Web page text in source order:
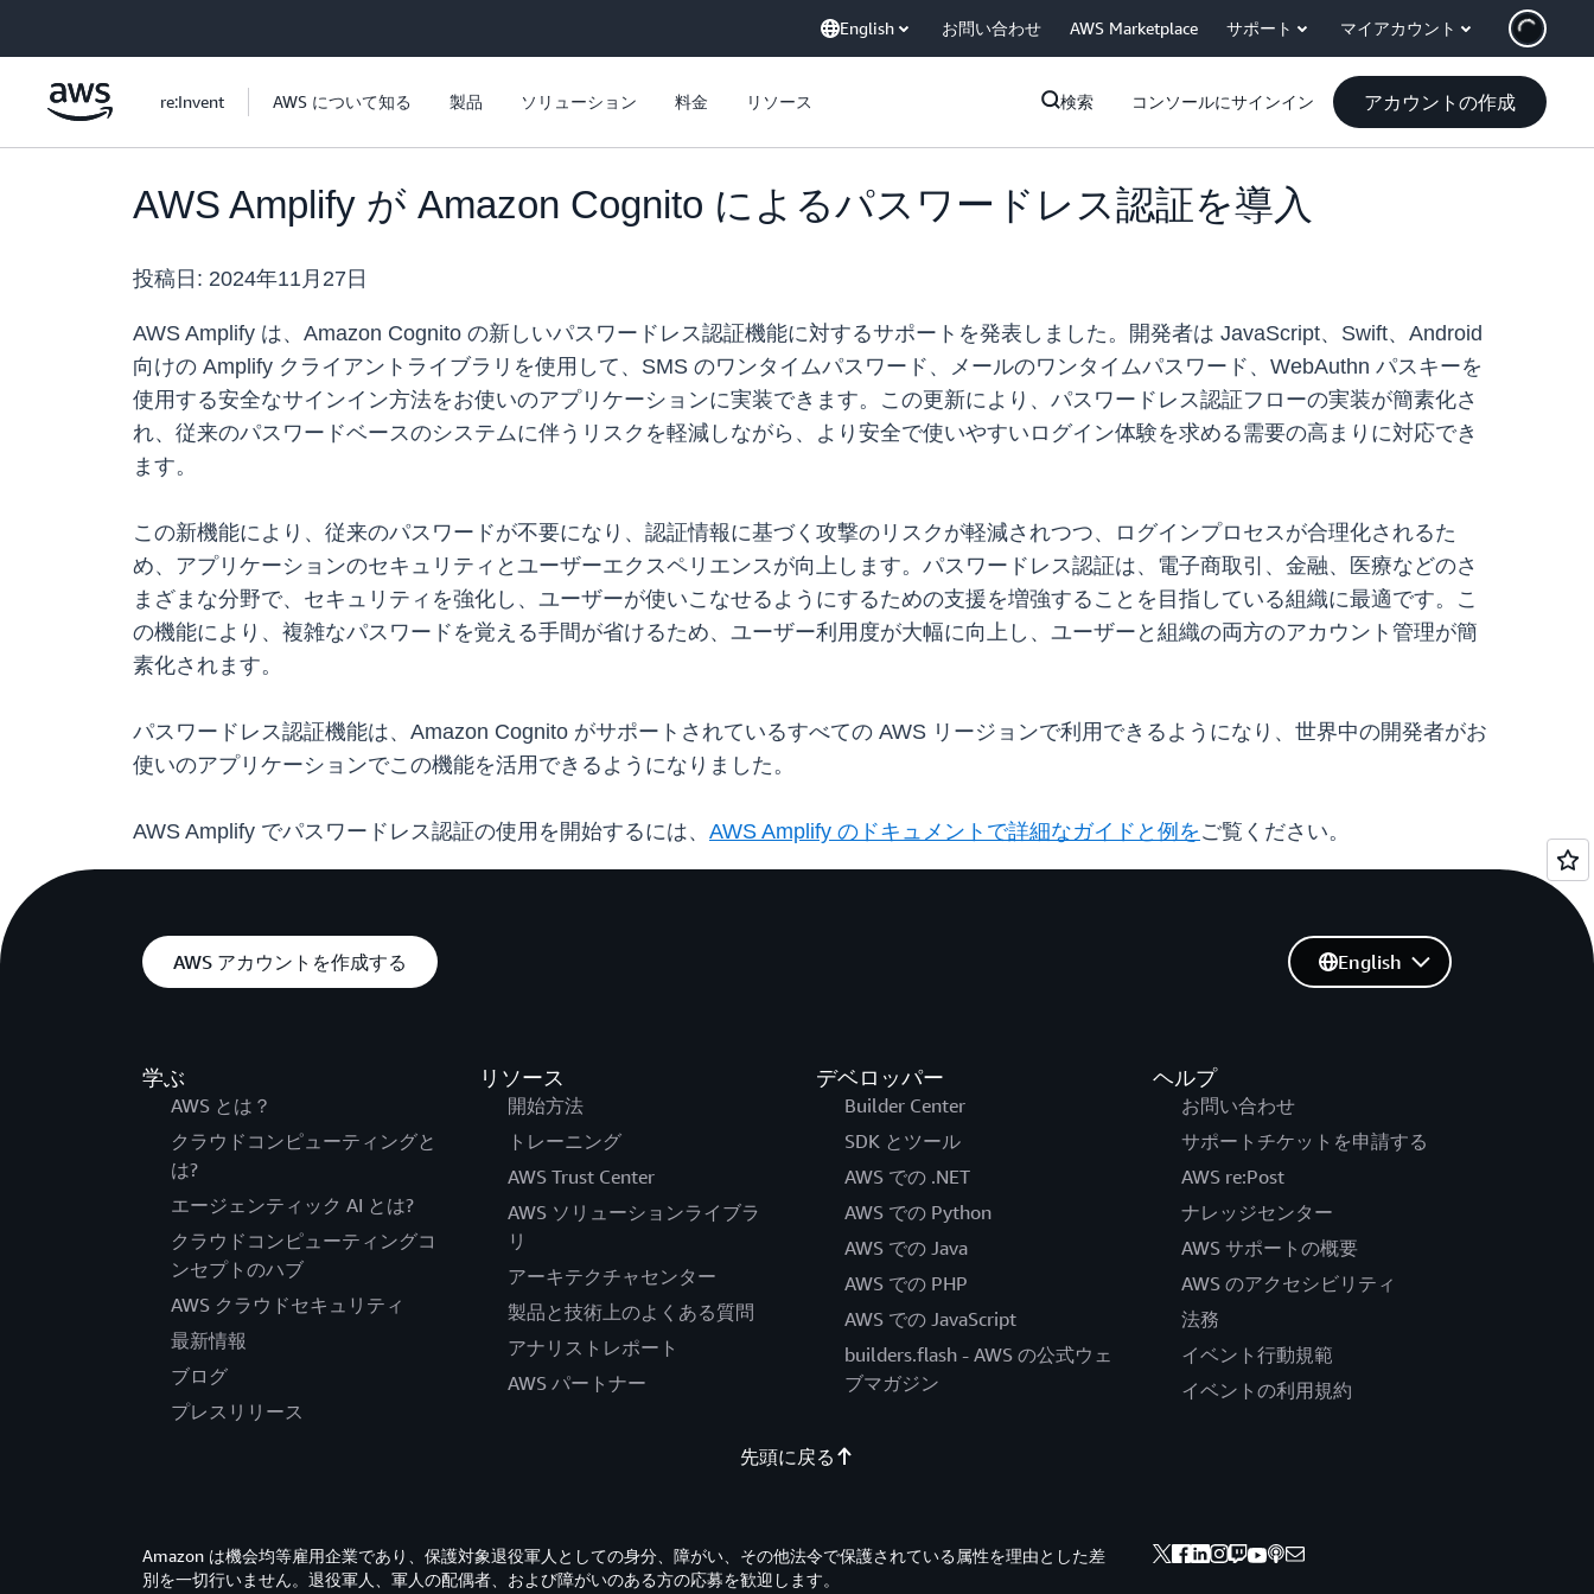
English お問い合わせ AWS Marketplace サポート マイアカウント
re:Invent AWS について知る 製品 ソリューション 料金 リソース 検索 コンソールにサインイン アカウントの作成
AWS Amplify が Amazon Cognito によるパスワードレス認証を導入
投稿日: 2024年11月27日
AWS Amplify は、Amazon Cognito の新しいパスワードレス認証機能に対するサポートを発表しました。開発者は JavaScript、Swift、Android
向けの Amplify クライアントライブラリを使用して、SMS のワンタイムパスワード、メールのワンタイムパスワード、WebAuthn パスキーを
使用する安全なサインイン方法をお使いのアプリケーションに実装できます。この更新により、パスワードレス認証フローの実装が簡素化さ
れ、従来のパスワードベースのシステムに伴うリスクを軽減しながら、より安全で使いやすいログイン体験を求める需要の高まりに対応でき
ます。
この新機能により、従来のパスワードが不要になり、認証情報に基づく攻撃のリスクが軽減されつつ、ログインプロセスが合理化されるた
め、アプリケーションのセキュリティとユーザーエクスペリエンスが向上します。パスワードレス認証は、電子商取引、金融、医療などのさ
まざまな分野で、セキュリティを強化し、ユーザーが使いこなせるようにするための支援を増強することを目指している組織に最適です。こ
の機能により、複雑なパスワードを覚える手間が省けるため、ユーザー利用度が大幅に向上し、ユーザーと組織の両方のアカウント管理が簡
素化されます。
パスワードレス認証機能は、Amazon Cognito がサポートされているすべての AWS リージョンで利用できるようになり、世界中の開発者がお
使いのアプリケーションでこの機能を活用できるようになりました。
AWS Amplify でパスワードレス認証の使用を開始するには、 AWS Amplify のドキュメントで詳細なガイドと例を ご覧ください。
AWS アカウントを作成する
学ぶ
AWS とは？
クラウドコンピューティングと
は?
エージェンティック AI とは?
クラウドコンピューティングコ
ンセプトのハブ
AWS クラウドセキュリティ
最新情報
ブログ
プレスリリース
リソース
開始方法
トレーニング
AWS Trust Center
AWS ソリューションライブラ
リ
アーキテクチャセンター
製品と技術上のよくある質問
アナリストレポート
AWS パートナー
デベロッパー
Builder Center
SDK とツール
AWS での .NET
AWS での Python
AWS での Java
AWS での PHP
AWS での JavaScript
builders.flash - AWS の公式ウェ
ブマガジン
ヘルプ
お問い合わせ
サポートチケットを申請する
AWS re:Post
ナレッジセンター
AWS サポートの概要
AWS のアクセシビリティ
法務
イベント行動規範
イベントの利用規約
English
先頭に戻る
Amazon は機会均等雇用企業であり、保護対象退役軍人としての身分、障がい、その他法令で保護されている属性を理由とした差
別を一切行いません。退役軍人、軍人の配偶者、および障がいのある方の応募を歓迎します。